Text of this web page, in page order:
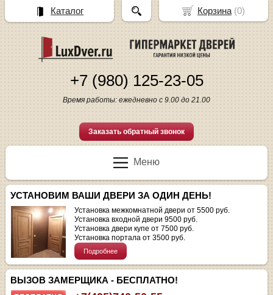
+7 (980) 125-23-05
Время работы: ежедневно с 9.00 до 21.00
Заказать обратный звонок
Меню
УСТАНОВИМ ВАШИ ДВЕРИ ЗА ОДИН ДЕНЬ!
Установка межкомнатной двери от 5500 руб.
Установка входной двери 9500 руб.
Установка двери купе от 7500 руб.
Установка портала от 3500 руб.
Подробнее
ВЫЗОВ ЗАМЕРЩИКА - БЕСПЛАТНО!
Корзина(0)
Каталог